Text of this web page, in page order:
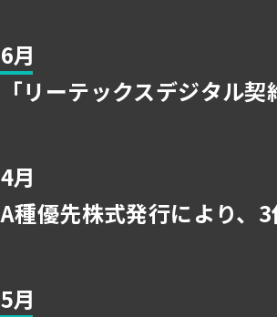
6月
「リーテックスデジタル契
4月
A種優先株式発行により、
5月